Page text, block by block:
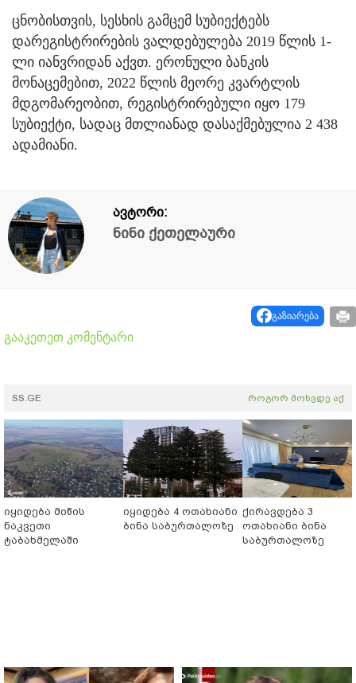
ცნობისთვის, სესხის გამცემ სუბიექტებს
დარეგისტრირების ვალდებულება 2019 წლის 1-
ლი იანვრიდან აქვთ. ერონული ბანკის
მონაცემებით, 2022 წლის მეორე კვარტლის
მდგომარეობით, რეგისტრირებული იყო 179
სუბიექტი, სადაც მთლიანად დასაქმებულია 2 438
ადამიანი.
ავტორი:
ნინი ქეთელაური
გაზიარება
გააკეთეთ კომენტარი
SS.GE როგორ მოხვდე აქ
იყიდება მიწის
ნაკვეთი
ტაბახმელაში
იყიდება 4 ოთახიანი
ბინა საბურთალოზე
ქირავდება 3
ოთახიანი ბინა
საბურთალოზე